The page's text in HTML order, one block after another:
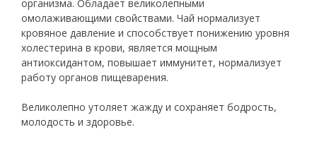
организма. Обладает великолепными
омолаживающими свойствами. Чай нормализует
кровяное давление и способствует понижению уровня
холестерина в крови, является мощным
антиоксидантом, повышает иммунитет, нормализует
работу органов пищеварения.
Великолепно утоляет жажду и сохраняет бодрость,
молодость и здоровье.